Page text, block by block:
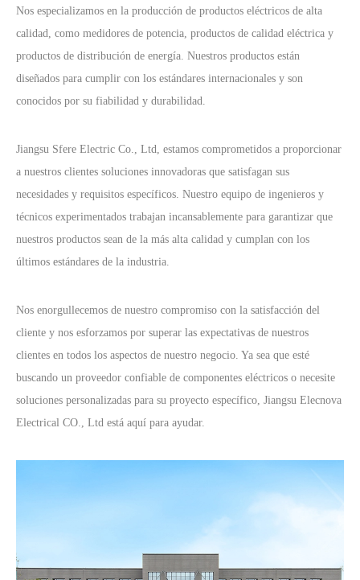
Nos especializamos en la producción de productos eléctricos de alta
calidad, como medidores de potencia, productos de calidad eléctrica y
productos de distribución de energía. Nuestros productos están
diseñados para cumplir con los estándares internacionales y son
conocidos por su fiabilidad y durabilidad.
Jiangsu Sfere Electric Co., Ltd, estamos comprometidos a proporcionar
a nuestros clientes soluciones innovadoras que satisfagan sus
necesidades y requisitos específicos. Nuestro equipo de ingenieros y
técnicos experimentados trabajan incansablemente para garantizar que
nuestros productos sean de la más alta calidad y cumplan con los
últimos estándares de la industria.
Nos enorgullecemos de nuestro compromiso con la satisfacción del
cliente y nos esforzamos por superar las expectativas de nuestros
clientes en todos los aspectos de nuestro negocio. Ya sea que esté
buscando un proveedor confiable de componentes eléctricos o necesite
soluciones personalizadas para su proyecto específico, Jiangsu Elecnova
Electrical CO., Ltd está aquí para ayudar.